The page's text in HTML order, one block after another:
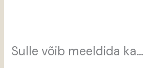
Sulle võib meeldida ka…